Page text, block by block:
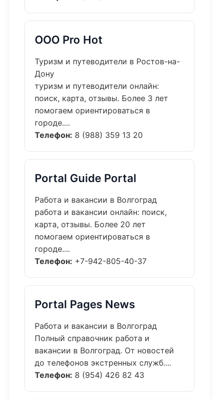
ООО Pro Hot
Туризм и путеводители в Ростов-на-
Дону
туризм и путеводители онлайн:
поиск, карта, отзывы. Более 3 лет
помогаем ориентироваться в
городе....
Телефон: 8 (988) 359 13 20
Portal Guide Portal
Работа и вакансии в Волгоград
работа и вакансии онлайн: поиск,
карта, отзывы. Более 20 лет
помогаем ориентироваться в
городе....
Телефон: +7-942-805-40-37
Portal Pages News
Работа и вакансии в Волгоград
Полный справочник работа и
вакансии в Волгоград. От новостей
до телефонов экстренных служб....
Телефон: 8 (954) 426 82 43